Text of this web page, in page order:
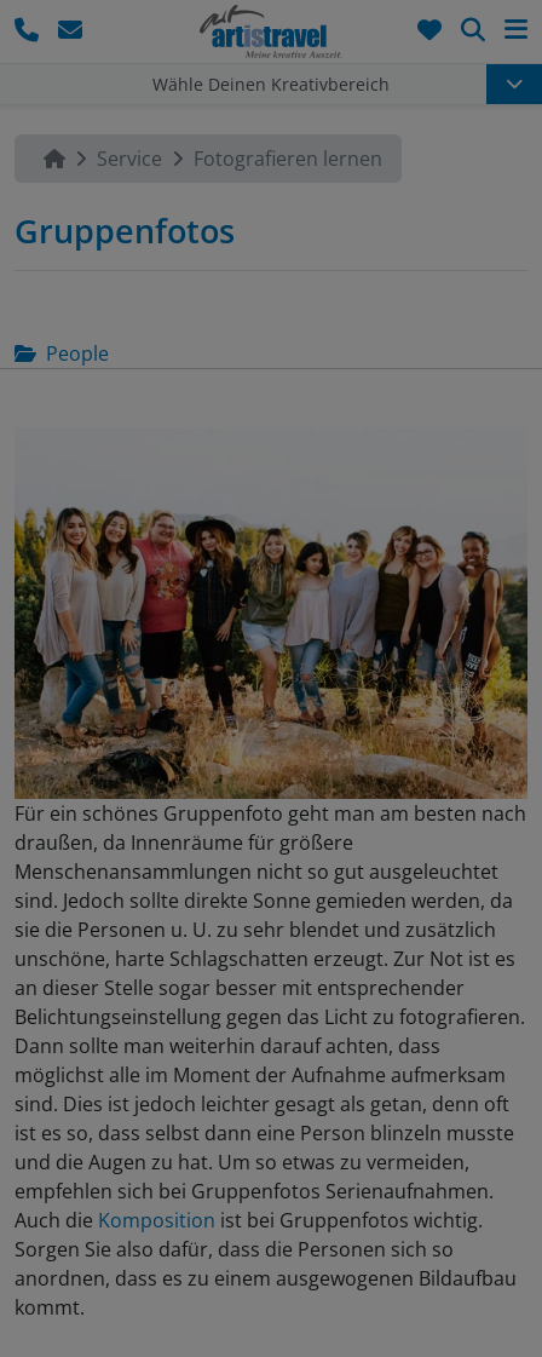
Wähle Deinen Kreativbereich
Service Fotografieren lernen
Gruppenfotos
People
Für ein schönes Gruppenfoto geht man am besten nach
draußen, da Innenräume für größere
Menschenansammlungen nicht so gut ausgeleuchtet
sind. Jedoch sollte direkte Sonne gemieden werden, da
sie die Personen u. U. zu sehr blendet und zusätzlich
unschöne, harte Schlagschatten erzeugt. Zur Not ist es
an dieser Stelle sogar besser mit entsprechender
Belichtungseinstellung gegen das Licht zu fotografieren.
Dann sollte man weiterhin darauf achten, dass
möglichst alle im Moment der Aufnahme aufmerksam
sind. Dies ist jedoch leichter gesagt als getan, denn oft
ist es so, dass selbst dann eine Person blinzeln musste
und die Augen zu hat. Um so etwas zu vermeiden,
empfehlen sich bei Gruppenfotos Serienaufnahmen.
Auch die Komposition ist bei Gruppenfotos wichtig.
Sorgen Sie also dafür, dass die Personen sich so
anordnen, dass es zu einem ausgewogenen Bildaufbau
kommt.